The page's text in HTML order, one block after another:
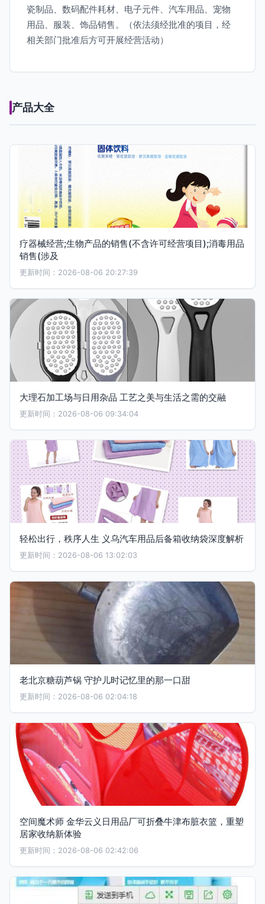
瓷制品、数码配件耗材、电子元件、汽车用品、宠物
用品、服装、饰品销售。（依法须经批准的项目，经
相关部门批准后方可开展经营活动）
产品大全
疗器械经营;生物产品的销售(不含许可经营项目);消毒用品
销售(涉及
更新时间：2026-08-06 20:27:39
大理石加工场与日用杂品 工艺之美与生活之需的交融
更新时间：2026-08-06 09:34:04
轻松出行，秩序人生 义乌汽车用品后备箱收纳袋深度解析
更新时间：2026-08-06 13:02:03
老北京糖葫芦锅 守护儿时记忆里的那一口甜
更新时间：2026-08-06 02:04:18
空间魔术师 金华云义日用品厂可折叠牛津布脏衣篮，重塑
居家收纳新体验
更新时间：2026-08-06 02:42:06